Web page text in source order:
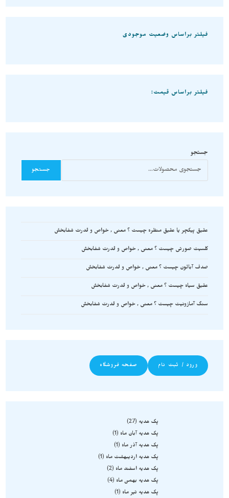
فیلتر براساس وضعیت موجودی
فیلتر براساس قیمت:
جستجو
جستجو
عقیق پیکچر یا عقیق منظره چیست ؟ معنی , خواص و قدرت شفابخش
کلسیت صورتی چیست ؟ معنی , خواص و قدرت شفابخش
صدف آبالون چیست ؟ معنی , خواص و قدرت شفابخش
عقیق سیاه چیست ؟ معنی , خواص و قدرت شفابخش
سنگ آمازونیت چیست ؟ معنی , خواص و قدرت شفابخش
ورود / ثبت نام صفحه فروشگاه
پک هدیه
27
پک هدیه آبان ماه
1
پک هدیه آذر ماه
1
پک هدیه اردیبهشت ماه
1
پک هدیه اسفند ماه
2
پک هدیه بهمن ماه
4
پک هدیه تیر ماه
1